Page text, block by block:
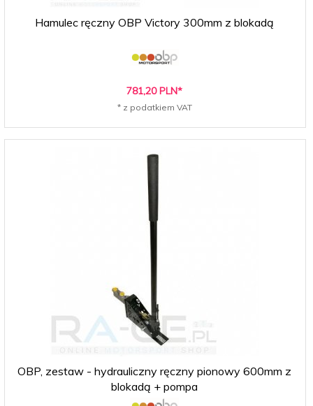
Hamulec ręczny OBP Victory 300mm z blokadą
781,20 PLN*
* z podatkiem VAT
OBP, zestaw - hydrauliczny ręczny pionowy 600mm z
blokadą + pompa